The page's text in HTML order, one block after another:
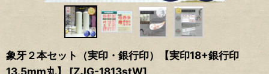
象牙２本セット（実印・銀行印）【実印18+銀行印
13.5mm丸】
[ZJG-1813stW]